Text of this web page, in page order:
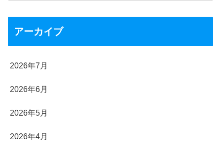
アーカイブ
2026年7月
2026年6月
2026年5月
2026年4月